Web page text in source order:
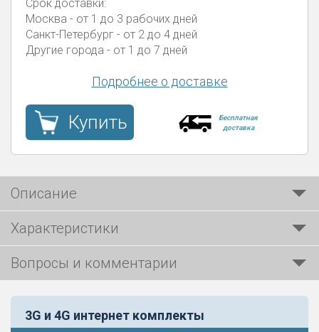
Срок доставки:
Москва - от 1 до 3 рабочих дней
Санкт-Петербург - от 2 до 4 дней
Другие города - от 1 до 7 дней
Подробнее о доставке
Купить
Бесплатная
доставка
Описание
Характеристики
Вопросы и комментарии
3G и 4G интернет комплекты